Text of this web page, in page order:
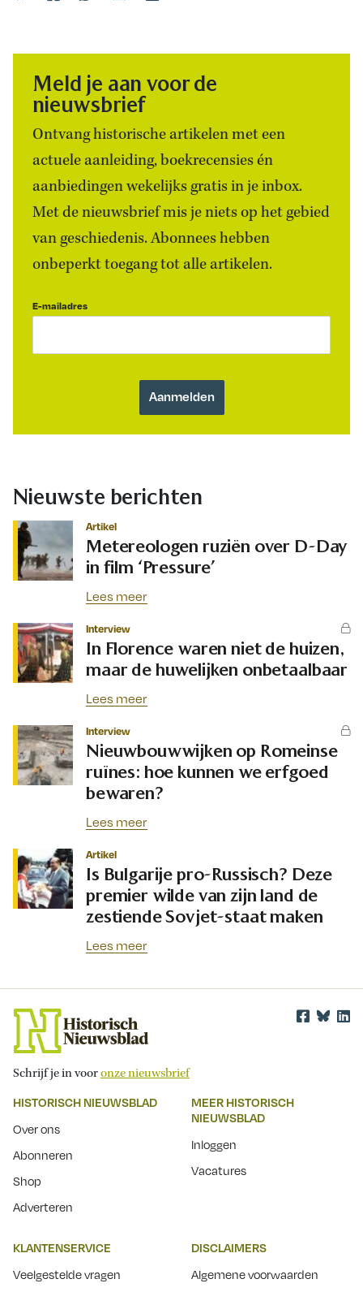
Meld je aan voor de
nieuwsbrief
Ontvang historische artikelen met een
actuele aanleiding, boekrecensies én
aanbiedingen wekelijks gratis in je inbox.
Met de nieuwsbrief mis je niets op het gebied
van geschiedenis. Abonnees hebben
onbeperkt toegang tot alle artikelen.
E-mailadres
Nieuwste berichten
Artikel
Metereologen ruziën over D-Day
in film ‘Pressure’
Lees meer
Interview
In Florence waren niet de huizen,
maar de huwelijken onbetaalbaar
Lees meer
Interview
Nieuwbouwwijken op Romeinse
ruïnes: hoe kunnen we erfgoed
bewaren?
Lees meer
Artikel
Is Bulgarije pro-Russisch? Deze
premier wilde van zijn land de
zestiende Sovjet-staat maken
Lees meer
Schrijf je in vooronze nieuwsbrief
HISTORISCH NIEUWSBLAD
Over ons
Abonneren
Shop
Adverteren
MEER HISTORISCH
NIEUWSBLAD
Inloggen
Vacatures
KLANTENSERVICE
Veelgestelde vragen
DISCLAIMERS
Algemene voorwaarden